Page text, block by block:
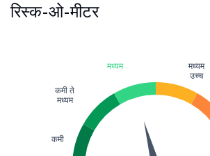
रिस्क-ओ-मीटर
कमी
कमी ते
मध्यम
मध्यम
मध्यम
उच्च